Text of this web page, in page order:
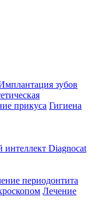
зубов
прикуса Гигиена
интеллект Diagnocat
периодонтита
Лечение